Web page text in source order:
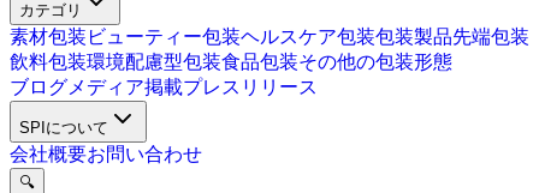
カテゴリ
素材包装 ビューティー包装ヘルスケア包装包装製品先端包装
飲料包装環境配慮型包装食品包装その他の包装形態
ブログメディア掲載プレスリリース
SPIについて
会社概要お問い合わせ
🔍